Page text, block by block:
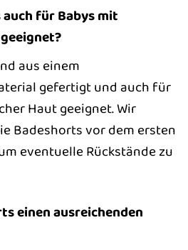
für Babys mit
aus einem
gefertigt und auch für
Haut geeignet. Wir
Badeshorts vor dem ersten
eventuelle Rückstände zu
einen ausreichenden